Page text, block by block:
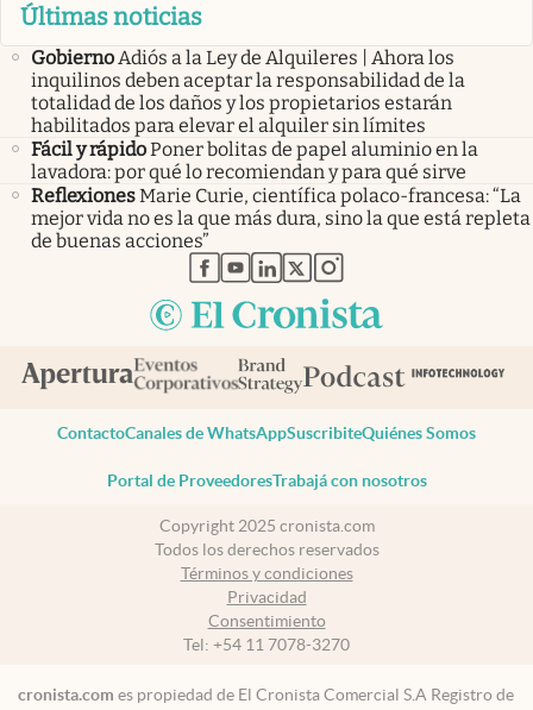
Últimas noticias
Gobierno Adiós a la Ley de Alquileres | Ahora los
inquilinos deben aceptar la responsabilidad de la
totalidad de los daños y los propietarios estarán
habilitados para elevar el alquiler sin límites
Fácil y rápidoPoner bolitas de papel aluminio en la
lavadora: por qué lo recomiendan y para qué sirve
ReflexionesMarie Curie, científica polaco-francesa: “La
mejor vida no es la que más dura, sino la que está repleta
de buenas acciones”
abre en nueva pestaña
abre en nueva pestaña
abre en nueva pestaña
abre en nueva pestaña
abre en nueva pestaña
ContactoCanales de WhatsAppSuscribiteQuiénes Somos
Portal de ProveedoresTrabajá con nosotros
Copyright 2025 cronista.com
Todos los derechos reservados
Términos y condiciones
Privacidad
Consentimiento
Tel: +54 11 7078-3270
cronista.com es propiedad de El Cronista Comercial S.A Registro de